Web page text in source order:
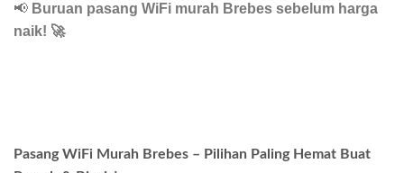
📢 Buruan pasang WiFi murah Brebes sebelum harga
naik! 🚀
Pasang WiFi Murah Brebes – Pilihan Paling Hemat Buat